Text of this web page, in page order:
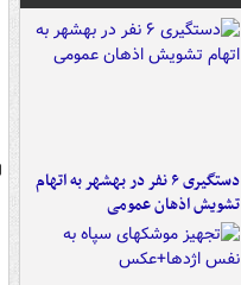
دستگیری ۶ نفر در بهشهر به اتهام
تشویش اذهان عمومی